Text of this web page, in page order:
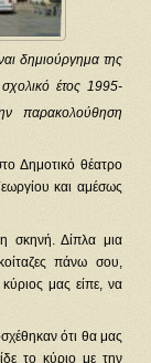
δημιούργημα της
έτος 1995-
παρακολούθηση
Δημοτικό θέατρο
και αμέσως
σκηνή. Δίπλα μια
πάνω σου,
μας είπε, να
ότι θα μας
το κύριο με την